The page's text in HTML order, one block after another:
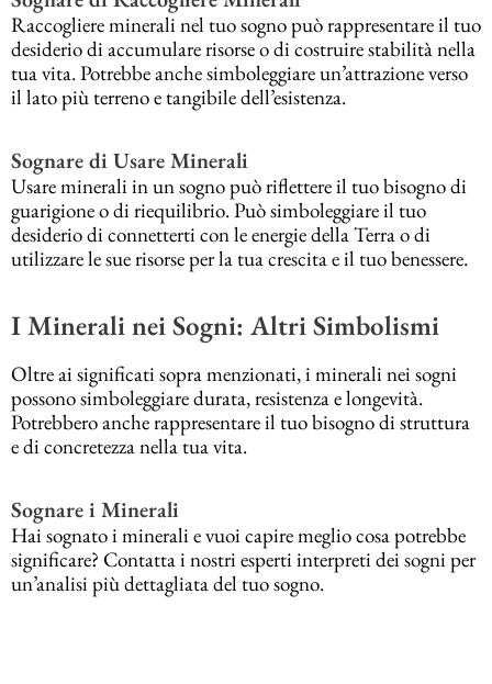
Raccogliere minerali nel tuo sogno può rappresentare il tuo
desiderio di accumulare risorse o di costruire stabilità nella
tua vita. Potrebbe anche simboleggiare un’attrazione verso
il lato più terreno e tangibile dell’esistenza.
Sognare di Usare Minerali
Usare minerali in un sogno può riflettere il tuo bisogno di
guarigione o di riequilibrio. Può simboleggiare il tuo
desiderio di connetterti con le energie della Terra o di
utilizzare le sue risorse per la tua crescita e il tuo benessere.
I Minerali nei Sogni: Altri Simbolismi
Oltre ai significati sopra menzionati, i minerali nei sogni
possono simboleggiare durata, resistenza e longevità.
Potrebbero anche rappresentare il tuo bisogno di struttura
e di concretezza nella tua vita.
Sognare i Minerali
Hai sognato i minerali e vuoi capire meglio cosa potrebbe
significare? Contatta i nostri esperti interpreti dei sogni per
un’analisi più dettagliata del tuo sogno.